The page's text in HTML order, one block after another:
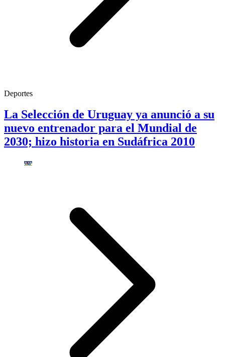
Deportes
La Selección de Uruguay ya anunció a su
nuevo entrenador para el Mundial de
2030; hizo historia en Sudáfrica 2010